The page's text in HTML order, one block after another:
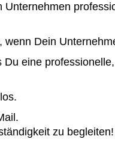
Dein
eine
zu begleiten!